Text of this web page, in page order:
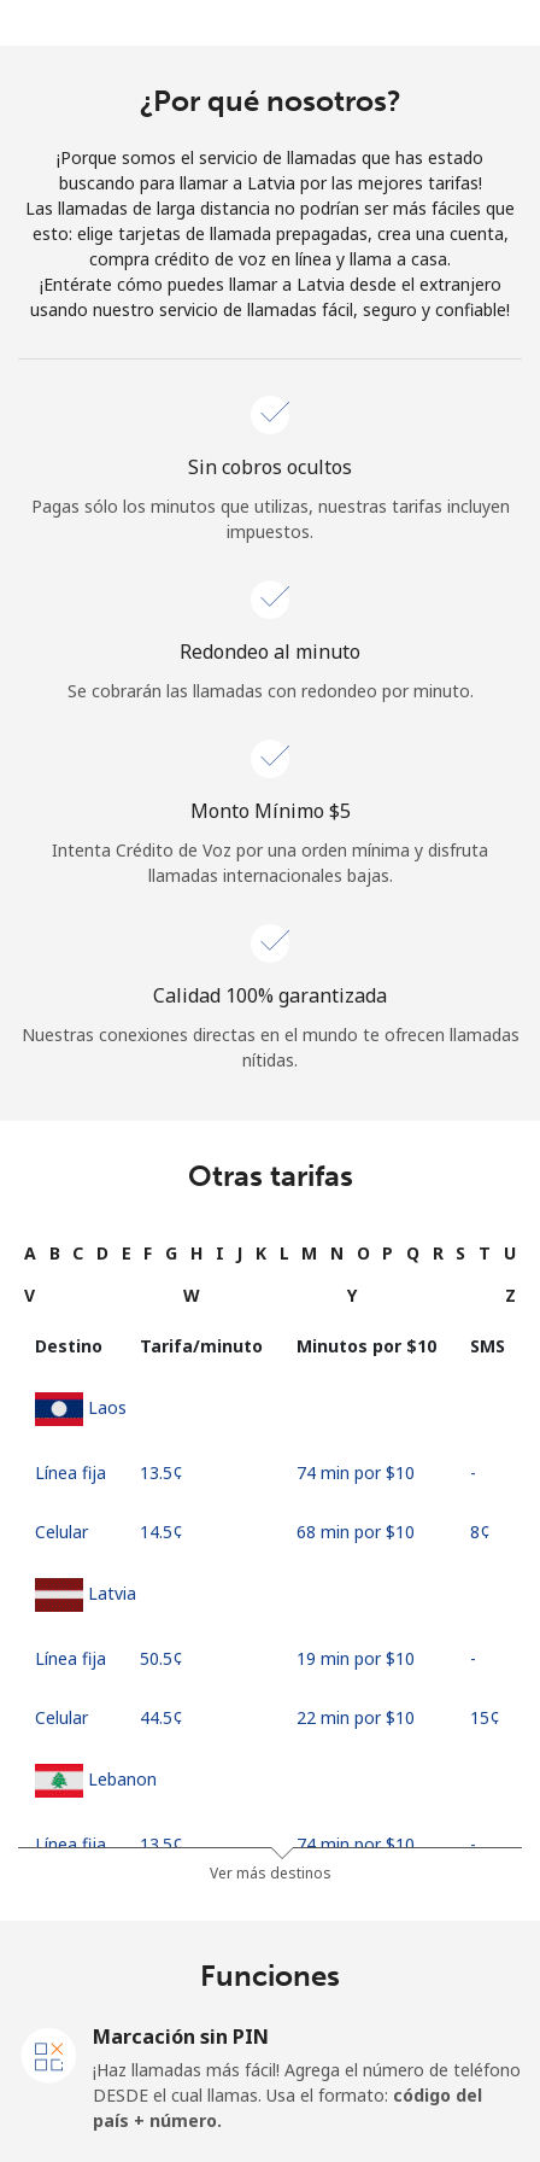
Únete
¡Hola!
Inicia sesión oREGÍSTRATE →
¿Olvidaste tu contraseña? →
o
Continuar con
¿Por qué nosotros?
¡Porque somos el servicio de llamadas que has estado
buscando para llamar a Latvia por las mejores tarifas!
Las llamadas de larga distancia no podrían ser más fáciles que
esto: elige tarjetas de llamada prepagadas, crea una cuenta,
compra crédito de voz en línea y llama a casa.
¡Entérate cómo puedes llamar a Latvia desde el extranjero
usando nuestro servicio de llamadas fácil, seguro y confiable!
Sin cobros ocultos
Pagas sólo los minutos que utilizas, nuestras tarifas incluyen
impuestos.
Redondeo al minuto
Se cobrarán las llamadas con redondeo por minuto.
Monto Mínimo ⁦$5⁩
Intenta Crédito de Voz por una orden mínima y disfruta
llamadas internacionales bajas.
Calidad 100% garantizada
Nuestras conexiones directas en el mundo te ofrecen llamadas
nítidas.
Otras tarifas
A B C D E F G H I J K L M N O P Q R S T
U
V
W Y Z
Destino Tarifa/minuto Minutos por ⁦$10⁩ SMS
Laos
Línea fija ⁦13.5¢⁩ 74 min por ⁦$10⁩ -
Celular ⁦14.5¢⁩ 68 min por ⁦$10⁩ ⁦8¢⁩
Latvia
Línea fija ⁦50.5¢⁩ 19 min por ⁦$10⁩ -
Celular ⁦44.5¢⁩ 22 min por ⁦$10⁩ ⁦15¢⁩
Lebanon
Línea fija ⁦13.5¢⁩ 74 min por ⁦$10⁩ -
Línea fija ⁦62.5¢⁩
⁦61.9¢⁩ 16 min por ⁦$10⁩ ⁦7¢⁩
Ver más destinos
Funciones
Marcación sin PIN
¡Haz llamadas más fácil! Agrega el número de teléfono
DESDE el cual llamas. Usa el formato: código del
país + número.